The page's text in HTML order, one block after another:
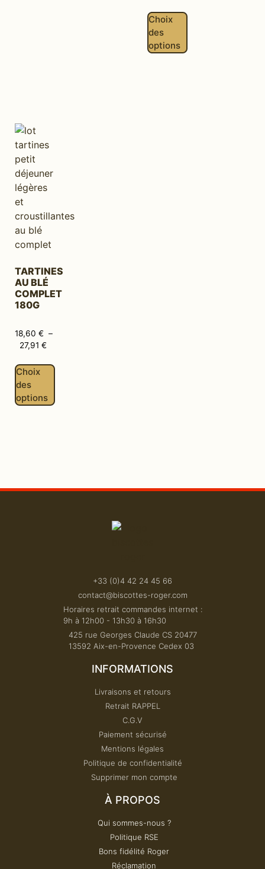
Choix
des
options
TARTINES
AU BLÉ
COMPLET
180G
18,60 € –
27,91 €
Choix
des
options
+33 (0)4 42 24 45 66
contact@biscottes-roger.com
Horaires retrait commandes internet :
9h à 12h00 - 13h30 à 16h30
425 rue Georges Claude CS 20477
13592 Aix-en-Provence Cedex 03
INFORMATIONS
Livraisons et retours
Retrait RAPPEL
C.G.V
Paiement sécurisé
Mentions légales
Politique de confidentialité
Supprimer mon compte
À PROPOS​
Qui sommes-nous ?
Politique RSE
Bons fidélité Roger
Réclamation